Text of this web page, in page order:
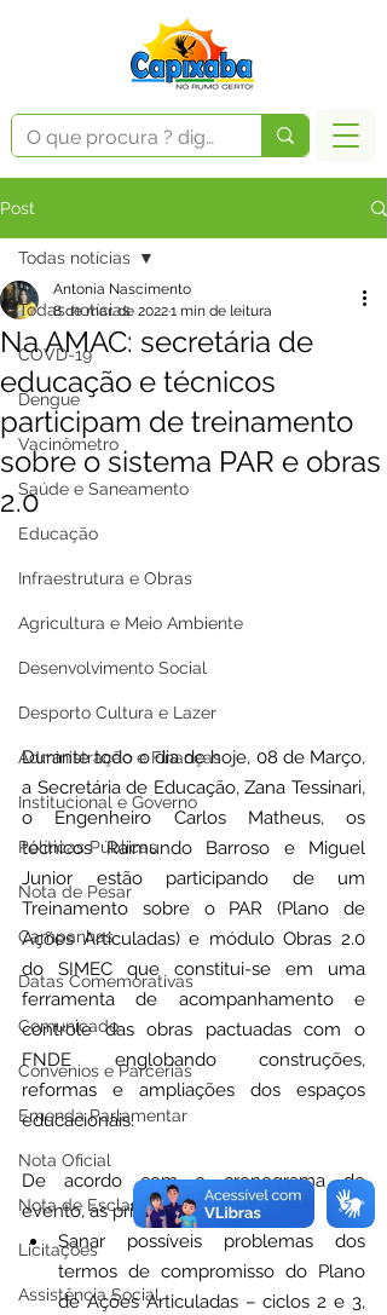
Post
Todas notícias
COVD-19
Dengue
Vacinômetro
Saúde e Saneamento
Educação
Infraestrutura e Obras
Agricultura e Meio Ambiente
Desenvolvimento Social
Desporto Cultura e Lazer
Administração e Finanças
Institucional e Governo
Políticas Públicas
Nota de Pesar
Campanhas
Datas Comemorativas
Comunicado
Convênios e Parcerias
Emenda Parlamentar
Nota Oficial
Nota de Esclarecimento
Licitações
Assistência Social
Todas notícias
Na AMAC: secretária de
educação e técnicos
participam de treinamento
sobre o sistema PAR e obras
2.0
Antonia Nascimento
8 de mar. de 20221 min de leitura
Durante todo o dia de hoje, 08 de Março,
a Secretária de Educação, Zana Tessinari,
o Engenheiro Carlos Matheus, os
técnicos Raimundo Barroso e Miguel
Junior estão participando de um
Treinamento sobre o PAR (Plano de
Ações Articuladas) e módulo Obras 2.0
do SIMEC que constitui-se em uma
ferramenta de acompanhamento e
controle das obras pactuadas com o
FNDE englobando construções,
reformas e ampliações dos espaços
educacionais.
De acordo com o cronograma do
evento, as principais pautas são:
Sanar possíveis problemas dos
termos de compromisso do Plano
de Ações Articuladas – ciclos 2 e 3,